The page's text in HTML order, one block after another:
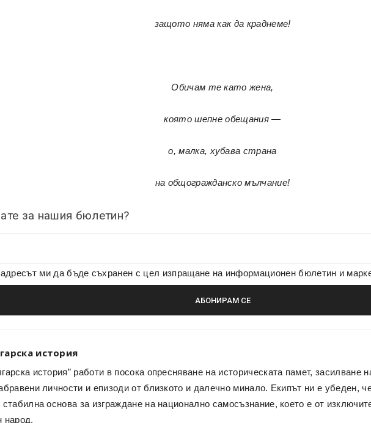
защото няма как да краднеме!
Обичам те като жена,
която шепне обещания —
о, малка, хубава страна
на общогражданско мълчание!
за нашия бюлетин?
ми да бъде съхранен с цел изпращане на информационен бюлетин и
история
история” работи в посока опресняване на историческата памет, засилване
личности и епизоди от близкото и далечно минало. Екипът ни е убеден,
стабилна основа за изграждане на национално самосъзнание, което е от
народ.